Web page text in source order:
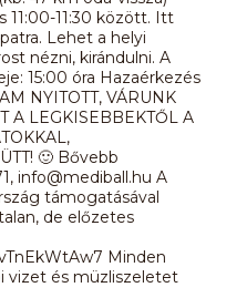
11:00-11:30 között. Itt
Lehet a helyi
nézni, kirándulni. A
15:00 óra Hazaérkezés
NYITOTT, VÁRUNK
A LEGKISEBBEKTŐL A
🙂 Bővebb
info@mediball.hu A
támogatásával
de előzetes
Minden
vizet és müzliszeletet